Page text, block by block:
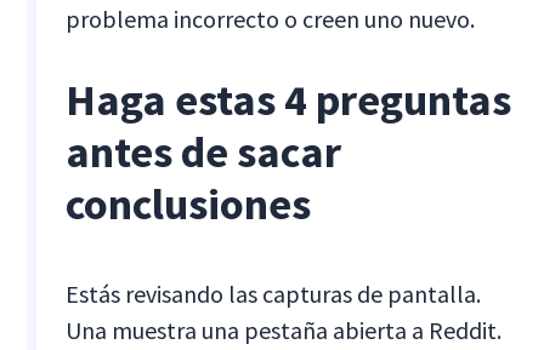
problema incorrecto o creen uno nuevo.
Haga estas 4 preguntas
antes de sacar
conclusiones
Estás revisando las capturas de pantalla.
Una muestra una pestaña abierta a Reddit.